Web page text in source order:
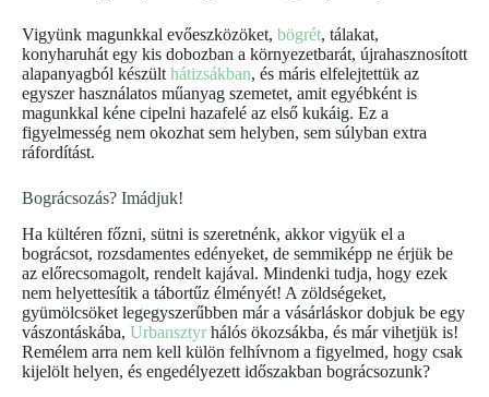
Vigyünk magunkkal evőeszközöket, bögrét, tálakat,
konyharuhát egy kis dobozban a környezetbarát, újrahasznosított
alapanyagból készült hátizsákban, és máris elfelejtettük az
egyszer használatos műanyag szemetet, amit egyébként is
magunkkal kéne cipelni hazafelé az első kukáig. Ez a
figyelmesség nem okozhat sem helyben, sem súlyban extra
ráfordítást.
Bográcsozás? Imádjuk!
Ha kültéren főzni, sütni is szeretnénk, akkor vigyük el a
bográcsot, rozsdamentes edényeket, de semmiképp ne érjük be
az előrecsomagolt, rendelt kajával. Mindenki tudja, hogy ezek
nem helyettesítik a tábortűz élményét! A zöldségeket,
gyümölcsöket legegyszerűbben már a vásárláskor dobjuk be egy
vászontáskába, Urbansztyr hálós ökozsákba, és már vihetjük is!
Remélem arra nem kell külön felhívnom a figyelmed, hogy csak
kijelölt helyen, és engedélyezett időszakban bográcsozunk?